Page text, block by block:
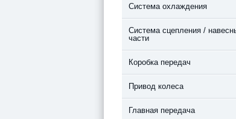
Система охлаждения
Система сцепления / навесные
части
Коробка передач
Привод колеса
Главная передача